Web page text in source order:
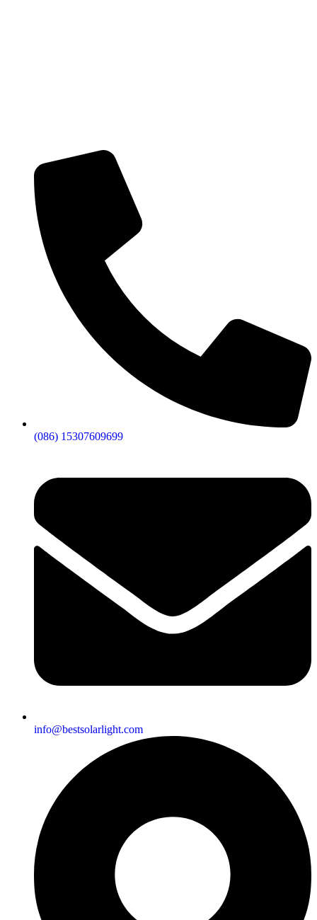
(086) 15307609699
info@bestsolarlight.com